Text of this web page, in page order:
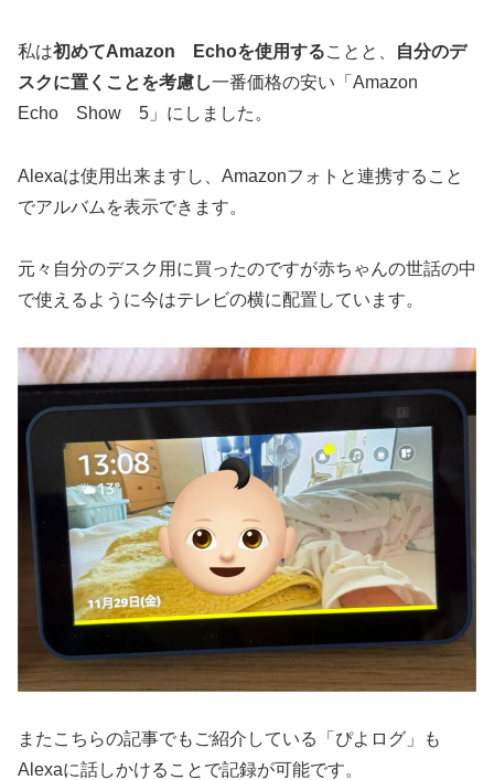
私は初めてAmazon Echoを使用することと、
自分のデ
スクに置くことを考慮し一番価格の安い「Amazon
Echo Show 5」にしました。
Alexaは使用出来ますし、Amazonフォトと連携すること
でアルバムを表示できます。
元々自分のデスク用に買ったのですが赤ちゃんの世話の中
で使えるように今はテレビの横に配置しています。
またこちらの記事でもご紹介している「ぴよログ」も
Alexaに話しかけることで記録が可能です。